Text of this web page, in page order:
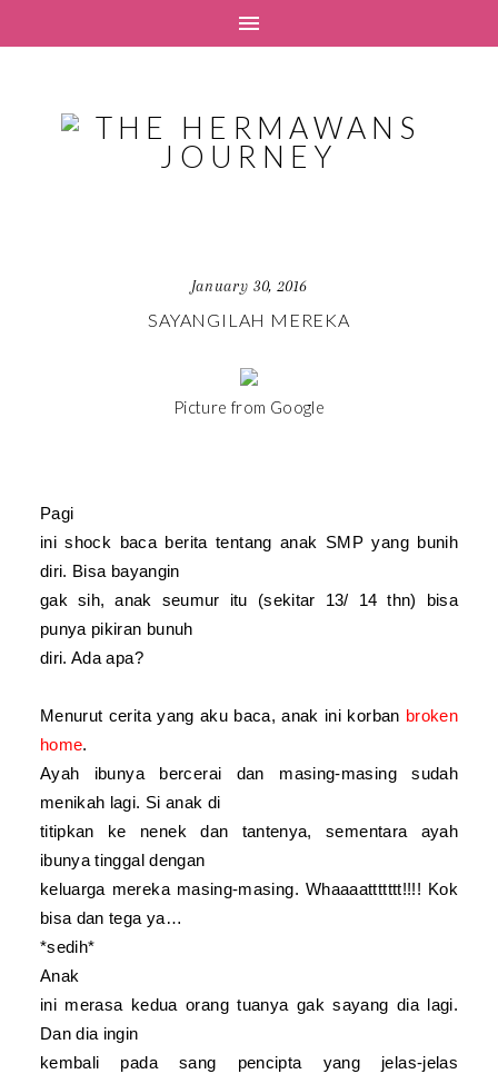
January 30, 2016
SAYANGILAH MEREKA
Picture from Google
Pagi
ini shock baca berita tentang anak SMP yang bunih
diri. Bisa bayangin
gak sih, anak seumur itu (sekitar 13/ 14 thn) bisa
punya pikiran bunuh
diri. Ada apa?
Menurut cerita yang aku baca, anak ini korban broken
home.
Ayah ibunya bercerai dan masing-masing sudah
menikah lagi. Si anak di
titipkan ke nenek dan tantenya, sementara ayah
ibunya tinggal dengan
keluarga mereka masing-masing. Whaaaattttttt!!!! Kok
bisa dan tega ya…
*sedih*
Anak
ini merasa kedua orang tuanya gak sayang dia lagi.
Dan dia ingin
kembali pada sang pencipta yang jelas-jelas